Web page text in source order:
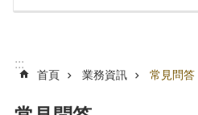
公
識
動
:::
首頁 業務資訊 常見問答